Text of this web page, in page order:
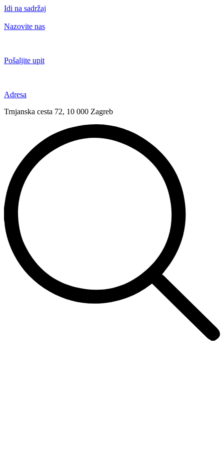
Idi na sadržaj
Nazovite nas
Pošaljite upit
Adresa
Trnjanska cesta 72, 10 000 Zagreb